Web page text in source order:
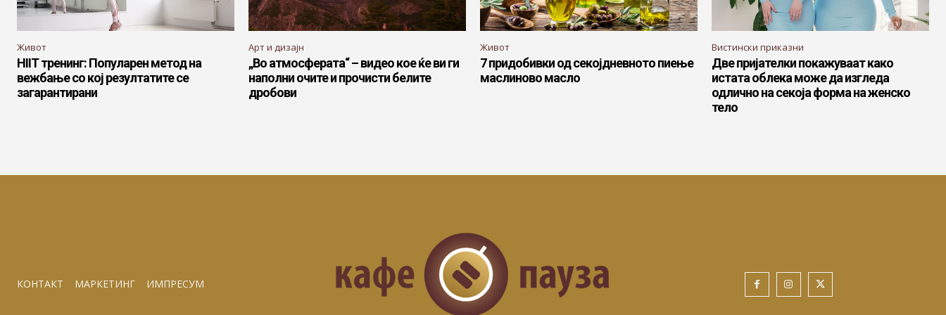
Живот
HIIT тренинг: Популарен метод на
вежбање со кој резултатите се
загарантирани
Арт и дизајн
„Во атмосферата“ – видео кое ќе ви ги
наполни очите и прочисти белите
дробови
Живот
7 придобивки од секојдневното пиење
маслиново масло
Вистински приказни
Две пријателки покажуваат како
истата облека може да изгледа
одлично на секоја форма на женско
тело
КОНТАКТ МАРКЕТИНГ ИМПРЕСУМ